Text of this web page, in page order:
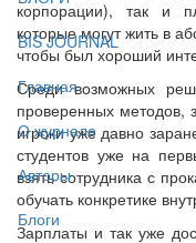
BIS JOURNAL
Главная
О журнале
Авторы
Блоги
корпорации), так и
которые могут жить в
чтобы был хороший
Среди возможных
проверенных методов,
игроки уже давно
студентов уже на
взять сотрудника с
обучать конкретике
Зарплаты и так уже